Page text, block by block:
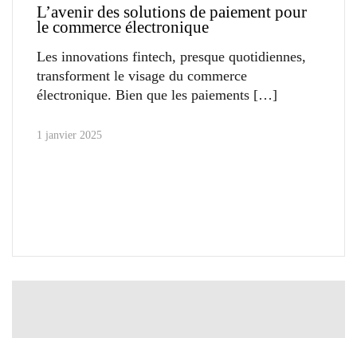
L’avenir des solutions de paiement pour
le commerce électronique
Les innovations fintech, presque quotidiennes,
transforment le visage du commerce
électronique. Bien que les paiements
1 janvier 2025